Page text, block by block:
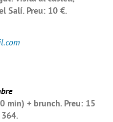
Salí. Preu: 10 €.
min) + brunch. Preu: 15